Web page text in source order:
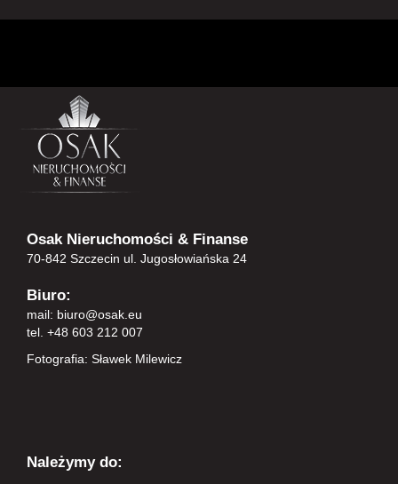
Osak Nieruchomości & Finanse
70-842 Szczecin ul. Jugosłowiańska 24
Biuro:
mail: biuro@osak.eu
tel. +48 603 212 007
Fotografia: Sławek Milewicz
Należymy do: